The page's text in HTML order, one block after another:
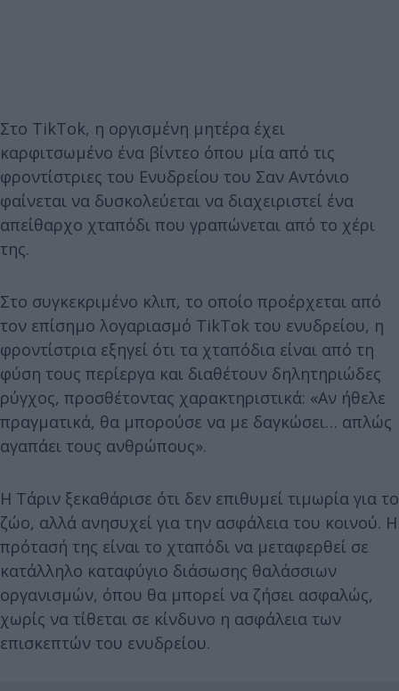
Στο TikTok, η οργισμένη μητέρα έχει
καρφιτσωμένο ένα βίντεο όπου μία από τις
φροντίστριες του Ενυδρείου του Σαν Αντόνιο
φαίνεται να δυσκολεύεται να διαχειριστεί ένα
απείθαρχο χταπόδι που γραπώνεται από το χέρι
της.
Στο συγκεκριμένο κλιπ, το οποίο προέρχεται από
τον επίσημο λογαριασμό TikTok του ενυδρείου, η
φροντίστρια εξηγεί ότι τα χταπόδια είναι από τη
φύση τους περίεργα και διαθέτουν δηλητηριώδες
ρύγχος, προσθέτοντας χαρακτηριστικά: «Αν ήθελε
πραγματικά, θα μπορούσε να με δαγκώσει… απλώς
αγαπάει τους ανθρώπους».
Η Τάριν ξεκαθάρισε ότι δεν επιθυμεί τιμωρία για το
ζώο, αλλά ανησυχεί για την ασφάλεια του κοινού. Η
πρότασή της είναι το χταπόδι να μεταφερθεί σε
κατάλληλο καταφύγιο διάσωσης θαλάσσιων
οργανισμών, όπου θα μπορεί να ζήσει ασφαλώς,
χωρίς να τίθεται σε κίνδυνο η ασφάλεια των
επισκεπτών του ενυδρείου.